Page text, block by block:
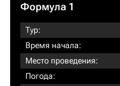
Формула 1
Тур:
Время начала:
Место проведения:
Погода: